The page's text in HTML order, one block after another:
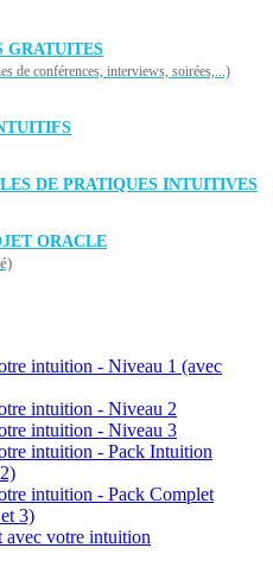
GRATUITES
de conférences, interviews, soirées,...)
DE PRATIQUES INTUITIVES
ORACLE
intuition - Niveau 1 (avec
intuition - Niveau 2
intuition - Niveau 3
intuition - Pack Intuition
intuition - Pack Complet
3)
avec votre intuition